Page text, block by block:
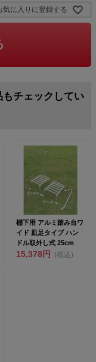
気に入りに登録する
チェックしてい
棚下用 アルミ踏み台ワ
イド 皿足タイプ ハン
ドル取外し式 25cm
15,378円 (税込)